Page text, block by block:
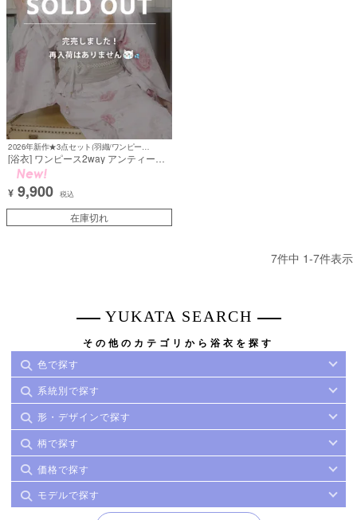
[浴衣] ワンピース2way アンティーク
ニュアンス 薔薇 ガーリー Sweet ピン
ク 簡単 一人で着れる 3点セット (戦慄
かなの着用) [tk-ykop26-cyw1]
¥ 9,900 税込
在庫切れ
7件中 1-7件表示
YUKATA SEARCH
その他のカテゴリから浴衣を探す
色で探す
系統別で探す
形・デザインで探す
柄で探す
価格で探す
モデルで探す